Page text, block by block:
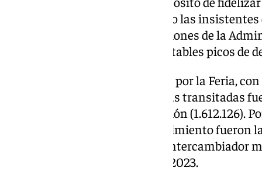
del transporte público», pesando las
horarios de esta línea y las gestiones de la
acometer la medida ante los notables picos de
El mejor mes fue abril, marcado por la Feria,
mientras que las estaciones más transitadas
San Bernardo (2.153.469) y Nervión (1.612.126).
experimentaron un mayor crecimiento fueron
Olivar de Quintos (+19,3%) y el intercambiador
crecimiento del 15% respecto a 2023.